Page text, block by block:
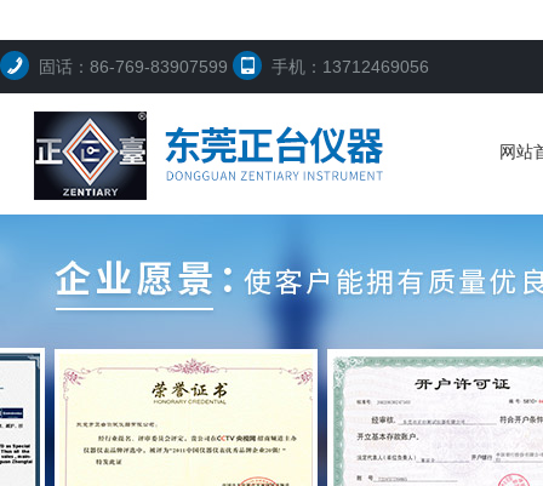
固话：86-769-83907599 手机：13712469056
网站